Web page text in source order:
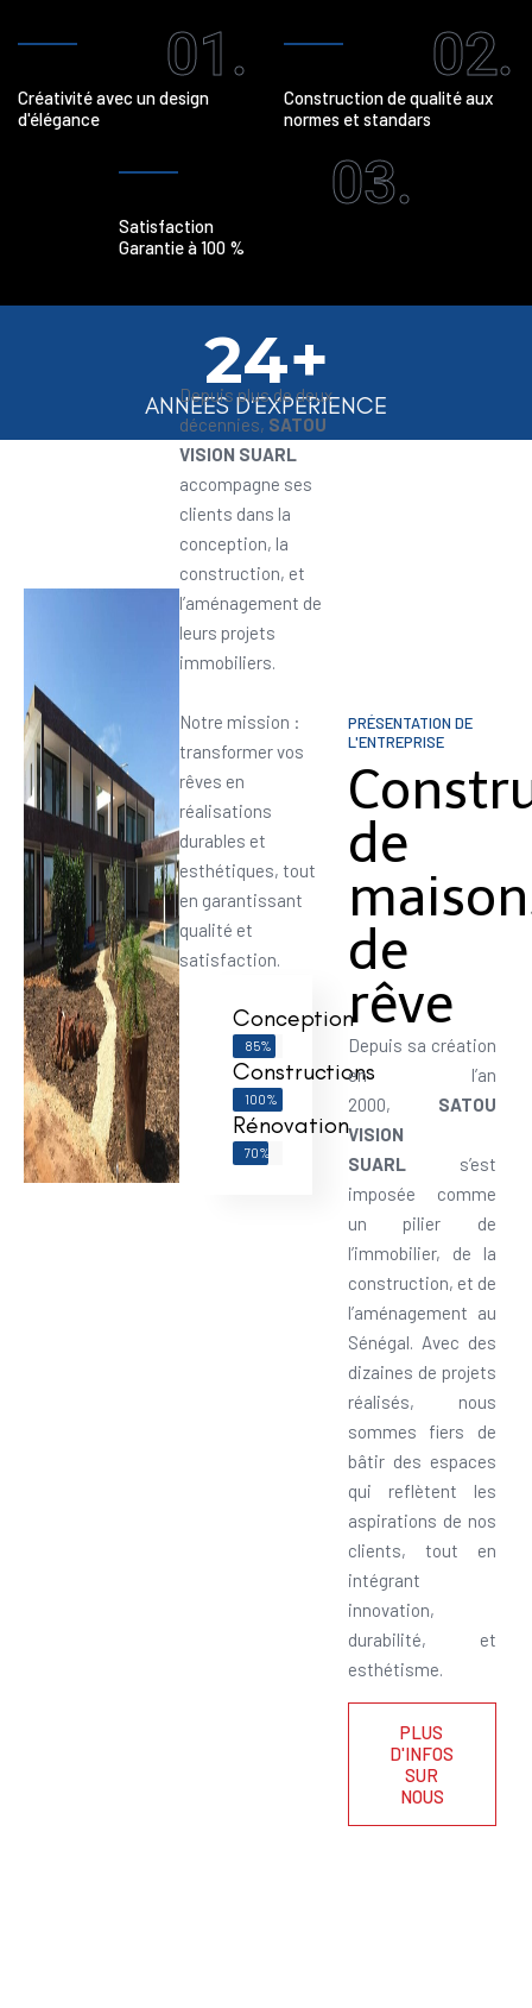
01.
Créativité avec un design
d'élégance
02.
Construction de qualité aux
normes et standars
03.
Satisfaction
Garantie à 100 %
24+
ANNEES D'EXPERIENCE
Depuis plus de deux
décennies, SATOU
VISION SUARL
accompagne ses
clients dans la
conception, la
construction, et
l’aménagement de
leurs projets
immobiliers.
Notre mission :
transformer vos
rêves en
réalisations
durables et
esthétiques, tout
en garantissant
qualité et
satisfaction.
Conception
85%
Constructions
100%
Rénovation
70%
PRÉSENTATION DE
L'ENTREPRISE
de
de
rêve
Depuis sa création
en l’an
2000, SATOU
VISION
SUARLs’est
imposée comme
un pilier de
l’immobilier, de la
construction, et de
l’aménagement au
Sénégal. Avec des
dizaines de projets
réalisés, nous
sommes fiers de
bâtir des espaces
qui reflètent les
aspirations de nos
clients, tout en
intégrant
innovation,
durabilité, et
esthétisme.
PLUS
D'INFOS
SUR
NOUS